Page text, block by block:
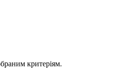
критеріям.